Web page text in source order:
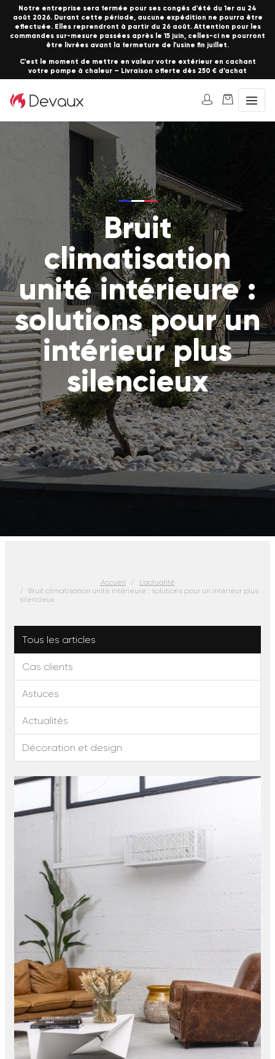
Notre entreprise sera fermée pour ses congés d'été du 1er au 24
août 2026. Durant cette période, aucune expédition ne pourra être
effectuée. Elles reprendront à partir du 26 août. Attention pour les
commandes sur-mesure passées après le 15 juin, celles-ci ne pourront
être livrées avant la fermeture de l'usine fin juillet.
C'est le moment de mettre en valeur votre extérieur en cachant
votre pompe à chaleur – Livraison offerte dès 250 € d’achat
Bruit
climatisation
unité intérieure :
solutions pour un
intérieur plus
silencieux
Accueil
L'actualité
Bruit climatisation unité intérieure : solutions pour un intérieur plus
silencieux
Tous les articles
Cas clients
Astuces
Actualités
Décoration et design